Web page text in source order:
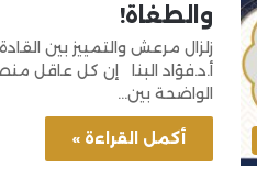
والطغاة!
زلزال مرعش والتمييز بين
أ.د.فؤاد البنا إن كل عاقل
الواضحة بين…
أكمل القراءة »